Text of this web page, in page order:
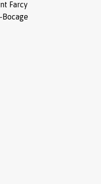
Farcy
Bocage